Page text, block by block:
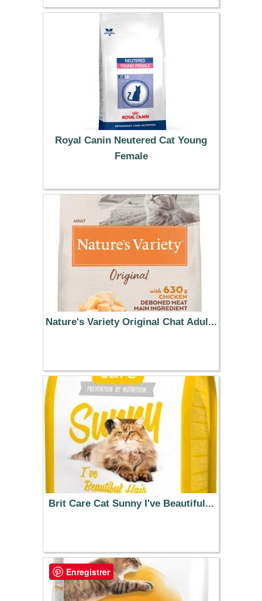
49.99 €
Royal Canin Neutered Cat Young
Female
29.99 €
Nature's Variety Original Chat Adul...
22.99 €
Brit Care Cat Sunny I've Beautiful...
13.99 €
Enregistrer